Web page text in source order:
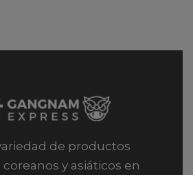
de productos
y asiáticos en